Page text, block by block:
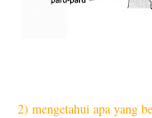
2) mengetahui apa yang